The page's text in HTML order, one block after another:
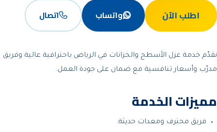
اطلب الآن واتساب اتصال
نقدّم خدمة عزل الأسطح والخزانات في الرياض باحترافية عالية وفريق
مدرّب وأسعار تنافسية مع ضمان على جودة العمل.
مميزات الخدمة
فريق محترف ومعدات حديثة.